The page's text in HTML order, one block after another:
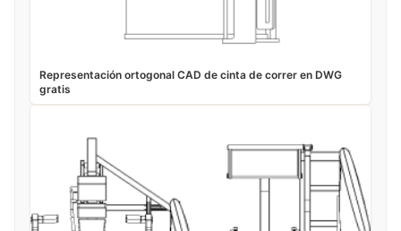
Representación ortogonal CAD de cinta de correr en DWG
gratis